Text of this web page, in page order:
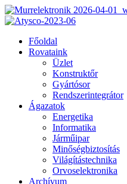
Főoldal
Rovataink
Üzlet
Konstruktőr
Gyártósor
Rendszerintegrátor
Ágazatok
Energetika
Informatika
Járműipar
Minőségbiztosítás
Világítástechnika
Orvoselektronika
Archívum